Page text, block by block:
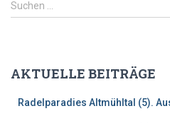
u
n
Suchen …
AKTUELLE BEITRÄGE
Radelparadies Altmühltal (5).